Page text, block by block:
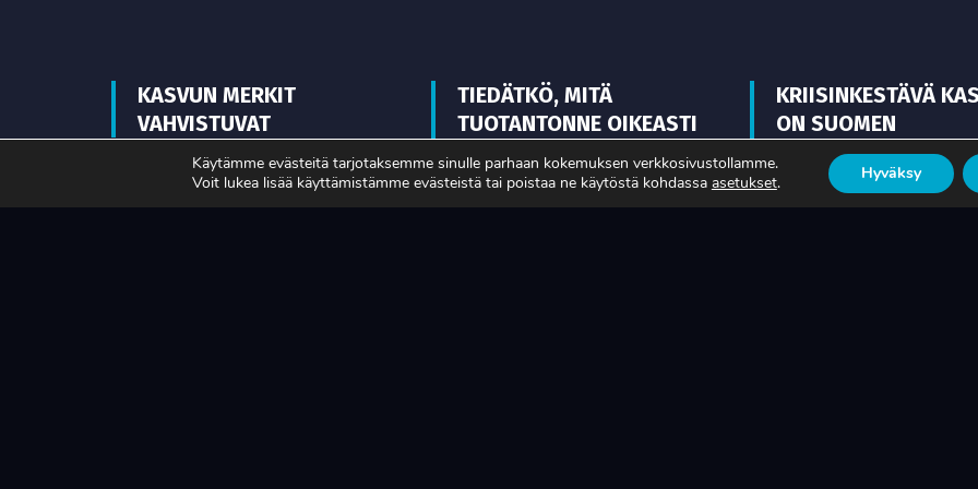
KASVUN MERKIT
VAHVISTUVAT
TIEDÄTKÖ, MITÄ
TUOTANTONNE OIKEASTI
MAKSAA?
KRIISINKESTÄVÄ
ON SUOMEN
TEOLLISUUDEN
Käytämme evästeitä tarjotaksemme sinulle parhaan kokemuksen verkkosivustollamme.
Voit lukea lisää käyttämistämme evästeistä tai poistaa ne käytöstä kohdassa asetukset. Hyväksy